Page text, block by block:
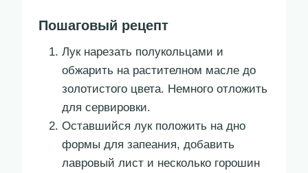
Пошаговый рецепт
Лук нарезать полукольцами и
обжарить на растителном масле до
золотистого цвета. Немного отложить
для сервировки.
Оставшийся лук положить на дно
формы для запеания, добавить
лавровый лист и несколько горошин